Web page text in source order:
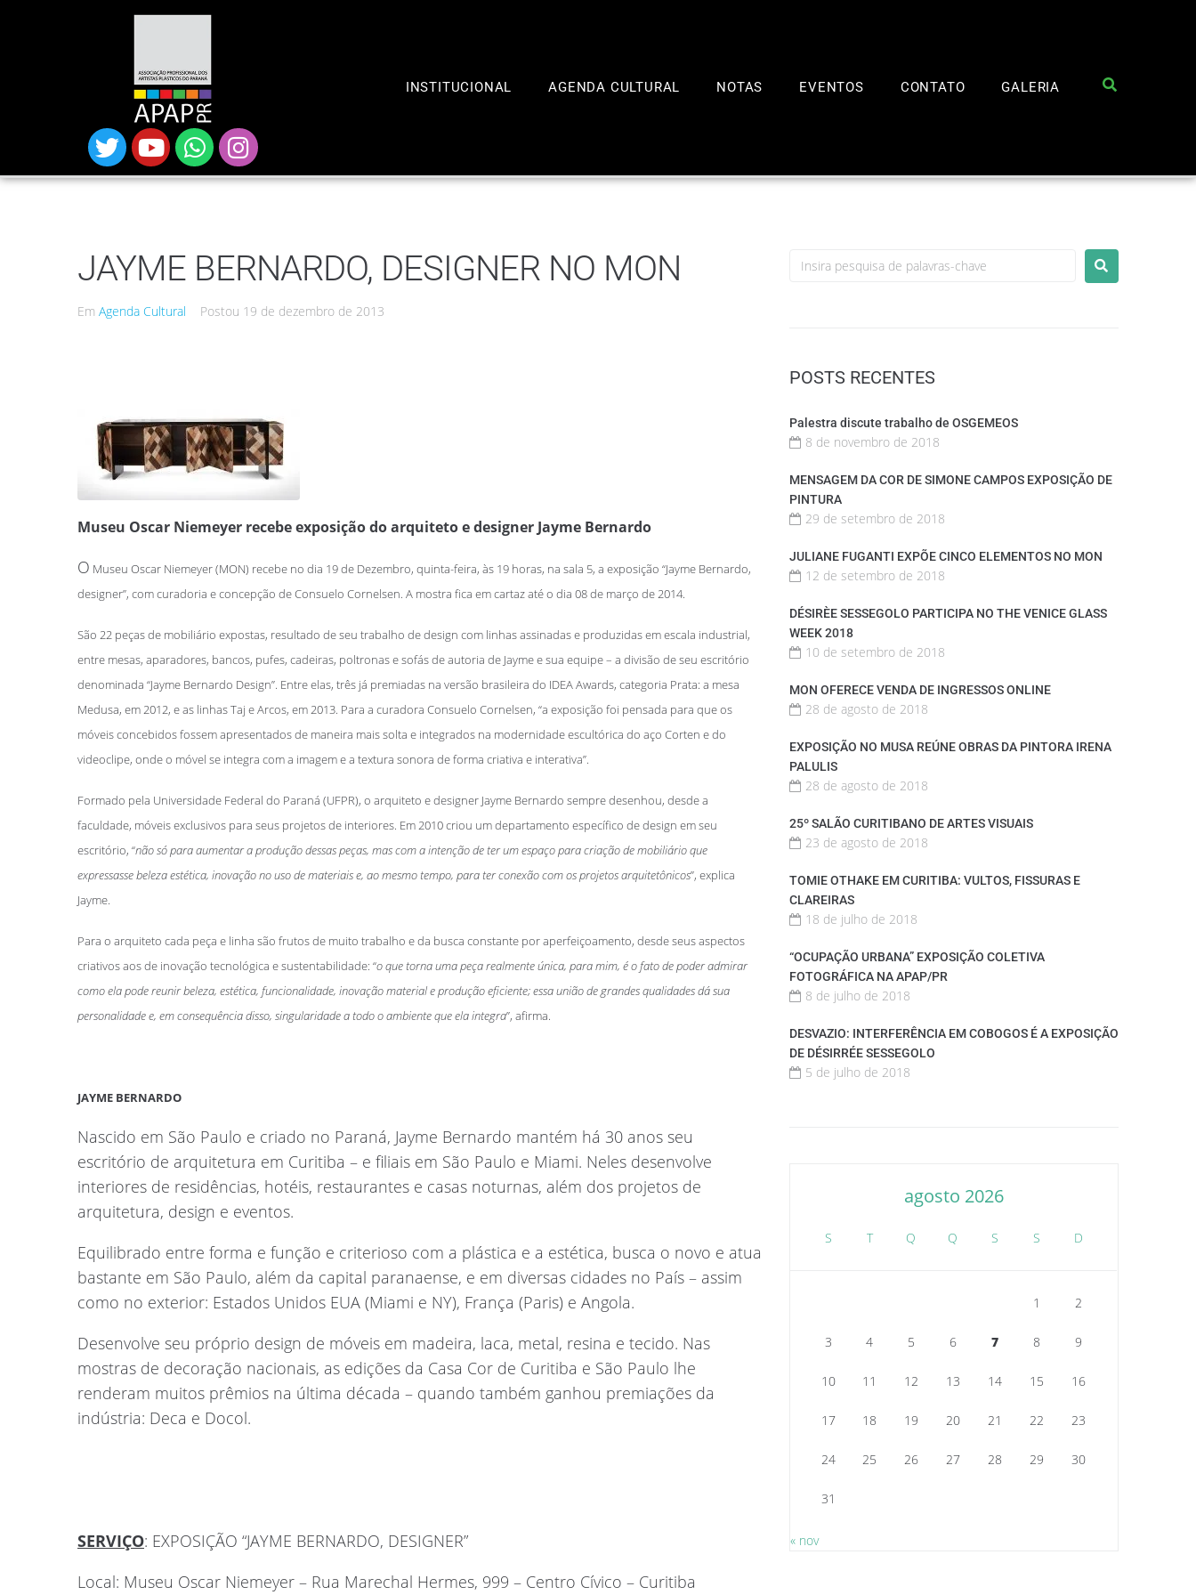
INSTITUCIONAL AGENDA CULTURAL NOTAS EVENTOS CONTATO GALERIA
JAYME BERNARDO, DESIGNER NO MON
Em Agenda Cultural Postou 19 de dezembro de 2013
Museu Oscar Niemeyer recebe exposição do arquiteto e designer Jayme Bernardo
O Museu Oscar Niemeyer (MON) recebe no dia 19 de Dezembro, quinta-feira, às 19 horas, na sala 5, a exposição “Jayme Bernardo,
designer”, com curadoria e concepção de Consuelo Cornelsen. A mostra fica em cartaz até o dia 08 de março de 2014.
São 22 peças de mobiliário expostas, resultado de seu trabalho de design com linhas assinadas e produzidas em escala industrial,
entre mesas, aparadores, bancos, pufes, cadeiras, poltronas e sofás de autoria de Jayme e sua equipe – a divisão de seu escritório
denominada “Jayme Bernardo Design”. Entre elas, três já premiadas na versão brasileira do IDEA Awards, categoria Prata: a mesa
Medusa, em 2012, e as linhas Taj e Arcos, em 2013. Para a curadora Consuelo Cornelsen, “a exposição foi pensada para que os
móveis concebidos fossem apresentados de maneira mais solta e integrados na modernidade escultórica do aço Corten e do
videoclipe, onde o móvel se integra com a imagem e a textura sonora de forma criativa e interativa”.
Formado pela Universidade Federal do Paraná (UFPR), o arquiteto e designer Jayme Bernardo sempre desenhou, desde a
faculdade, móveis exclusivos para seus projetos de interiores. Em 2010 criou um departamento específico de design em seu
escritório, “não só para aumentar a produção dessas peças, mas com a intenção de ter um espaço para criação de mobiliário que
expressasse beleza estética, inovação no uso de materiais e, ao mesmo tempo, para ter conexão com os projetos arquitetônicos”, explica
Jayme.
Para o arquiteto cada peça e linha são frutos de muito trabalho e da busca constante por aperfeiçoamento, desde seus aspectos
criativos aos de inovação tecnológica e sustentabilidade: “o que torna uma peça realmente única, para mim, é o fato de poder admirar
como ela pode reunir beleza, estética, funcionalidade, inovação material e produção eficiente; essa união de grandes qualidades dá sua
personalidade e, em consequência disso, singularidade a todo o ambiente que ela integra”, afirma.
JAYME BERNARDO
Nascido em São Paulo e criado no Paraná, Jayme Bernardo mantém há 30 anos seu
escritório de arquitetura em Curitiba – e filiais em São Paulo e Miami. Neles desenvolve
interiores de residências, hotéis, restaurantes e casas noturnas, além dos projetos de
arquitetura, design e eventos.
Equilibrado entre forma e função e criterioso com a plástica e a estética, busca o novo e atua
bastante em São Paulo, além da capital paranaense, e em diversas cidades no País – assim
como no exterior: Estados Unidos EUA (Miami e NY), França (Paris) e Angola.
Desenvolve seu próprio design de móveis em madeira, laca, metal, resina e tecido. Nas
mostras de decoração nacionais, as edições da Casa Cor de Curitiba e São Paulo lhe
renderam muitos prêmios na última década – quando também ganhou premiações da
indústria: Deca e Docol.
SERVIÇO: EXPOSIÇÃO “JAYME BERNARDO, DESIGNER”
Local: Museu Oscar Niemeyer – Rua Marechal Hermes, 999 – Centro Cívico – Curitiba
POSTS RECENTES
Palestra discute trabalho de OSGEMEOS
8 de novembro de 2018
MENSAGEM DA COR DE SIMONE CAMPOS EXPOSIÇÃO DE
PINTURA
29 de setembro de 2018
JULIANE FUGANTI EXPÕE CINCO ELEMENTOS NO MON
12 de setembro de 2018
DÉSIRÈE SESSEGOLO PARTICIPA NO THE VENICE GLASS
WEEK 2018
10 de setembro de 2018
MON OFERECE VENDA DE INGRESSOS ONLINE
28 de agosto de 2018
EXPOSIÇÃO NO MUSA REÚNE OBRAS DA PINTORA IRENA
PALULIS
28 de agosto de 2018
25º SALÃO CURITIBANO DE ARTES VISUAIS
23 de agosto de 2018
TOMIE OTHAKE EM CURITIBA: VULTOS, FISSURAS E
CLAREIRAS
18 de julho de 2018
“OCUPAÇÃO URBANA” EXPOSIÇÃO COLETIVA
FOTOGRÁFICA NA APAP/PR
8 de julho de 2018
DESVAZIO: INTERFERÊNCIA EM COBOGOS É A EXPOSIÇÃO
DE DÉSIRRÉE SESSEGOLO
5 de julho de 2018
agosto 2026
S T Q Q S S D
1 2
3 4 5 6 7 8 9
10 11 12 13 14 15 16
17 18 19 20 21 22 23
24 25 26 27 28 29 30
31
« nov